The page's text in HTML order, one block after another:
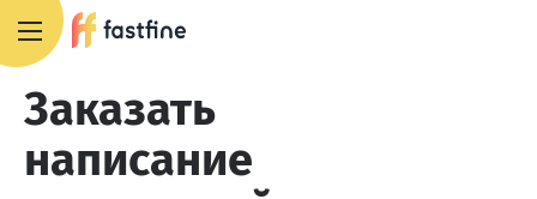
Заказать
написание